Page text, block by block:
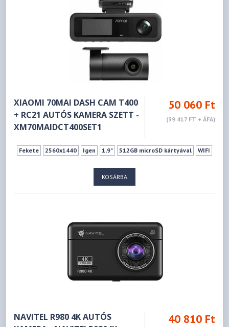
XIAOMI 70MAI DASH CAM T400
+ RC21 AUTÓS KAMERA SZETT -
XM70MAIDCT400SET1
50 060 Ft
(39 417 FT + ÁFA)
Fekete 2560x1440 Igen 1,9" 512GB microSD kártyával WIFI
KOSÁRBA
NAVITEL R980 4K AUTÓS
40 810 Ft